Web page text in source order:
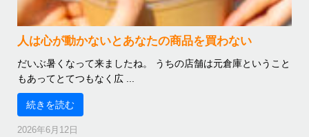
人は心が動かないとあなたの商品を買わない
だいぶ暑くなって来ましたね。 うちの店舗は元倉庫ということ
もあってとてつもなく広 ...
続きを読む
2026年6月12日